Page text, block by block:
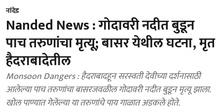
नांदेड
Nanded News : गोदावरी नदीत बुडून
पाच तरुणांचा मृत्यू; बासर येथील घटना, मृत
हैदराबादेतील
Monsoon Dangers : हैदराबादहून सरस्वती देवीच्या दर्शनासाठी
आलेल्या पाच तरुणांचा बासरजवळील गोदावरी नदीत बुडून मृत्यू झाला.
खोल पाण्यात गेलेल्या या तरुणांचे पाय गाळात अडकले होते.